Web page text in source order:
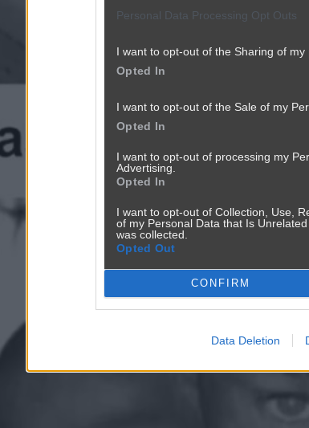
Personal Data Processing Opt Outs
I want to opt-out of the Sharing of my
Opted In
I want to opt-out of the Sale of my
Opted In
I want to opt-out of processing my
Advertising.
Opted In
I want to opt-out of Collection, Use,
of my Personal Data that Is
was collected.
Opted Out
CONFIRM
Data Deletion